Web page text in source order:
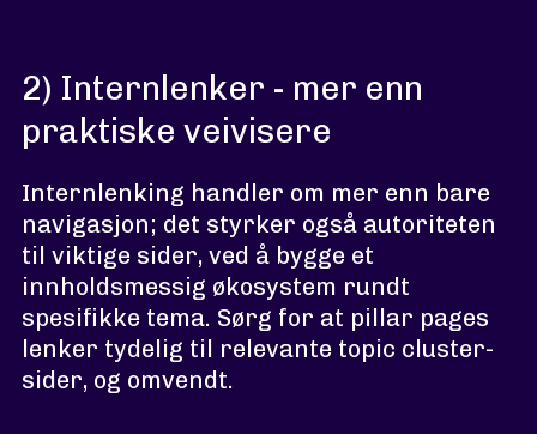
2) Internlenker - mer enn
praktiske veivisere
Internlenking handler om mer enn bare
navigasjon; det styrker også autoriteten
til viktige sider, ved å bygge et
innholdsmessig økosystem rundt
spesifikke tema. Sørg for at pillar pages
lenker tydelig til relevante topic cluster-
sider, og omvendt.